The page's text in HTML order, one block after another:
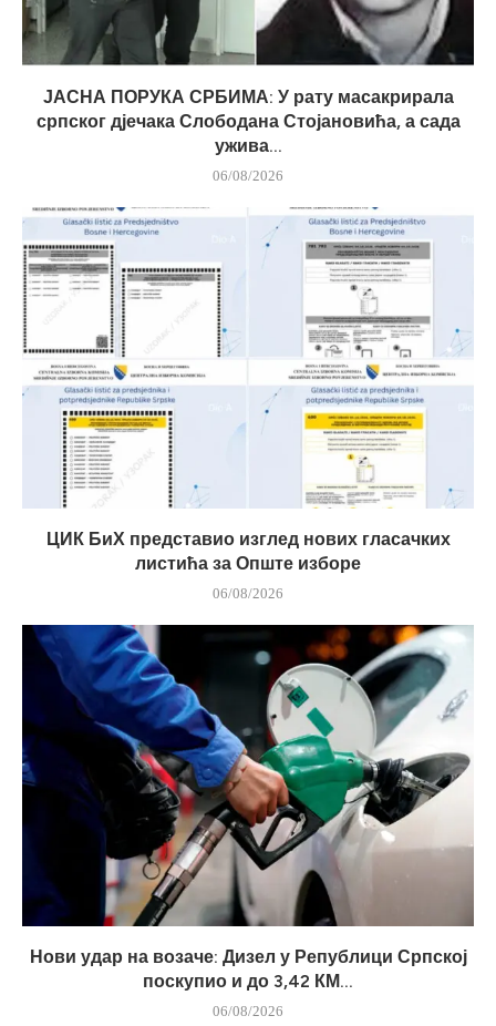
ЈАСНА ПОРУКА СРБИМА: У рату масакрирала
српског дјечака Слободана Стојановића, а сада
ужива...
06/08/2026
ЦИК БиХ представио изглед нових гласачких
листића за Опште изборе
06/08/2026
Нови удар на возаче: Дизел у Републици Српској
поскупио и до 3,42 КМ...
06/08/2026